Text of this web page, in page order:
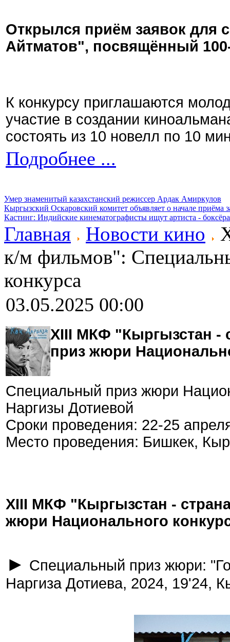
Открылся приём заявок для
Айтматов", посвящённый
К конкурсу приглашаются
участие в создании
состоять из 10 новелл по 10
Подробнее ...
Умер знаменитый казахстанский режиссер Ардак Амиркулов
Кыргызский Оскаровский комитет объявляет о начале приёма
Кастинг: Индийские кинематографисты ищут артиста -
Главная Новости кино
к/м фильмов":
конкурса
03.05.2025 00:00
XIII МКФ "Кыргызстан -
приз жюри
Специальный приз жюри
Наргизы Дотиевой
Сроки проведения: 22-25
Место проведения: Бишкек,
XIII МКФ "Кыргызстан -
жюри Национального
► Специальный приз жюри:
Наргиза Дотиева, 2024, 19'24,